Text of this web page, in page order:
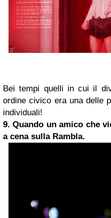
Bei tempi quelli in cui il
ordine civico era una delle
individuali!
9. Quando un amico che
a cena sulla Rambla.